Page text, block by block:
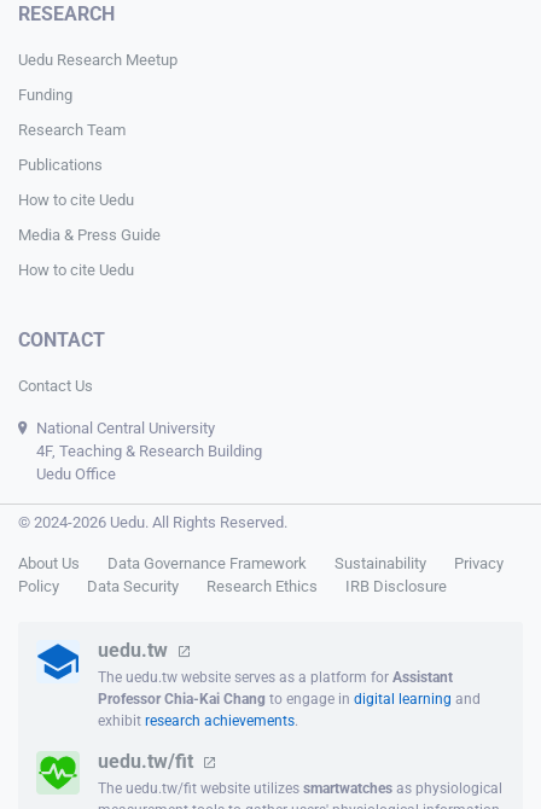
RESEARCH
Uedu Research Meetup
Funding
Research Team
Publications
How to cite Uedu
Media & Press Guide
How to cite Uedu
CONTACT
Contact Us
National Central University
4F, Teaching & Research Building
Uedu Office
© 2024-2026 Uedu. All Rights Reserved.
About Us Data Governance Framework Sustainability
Privacy
Policy
Data Security Research Ethics IRB Disclosure
uedu.tw
The uedu.tw website serves as a platform for Assistant
Professor Chia-Kai Chang to engage in digital learning and
exhibit research achievements
uedu.tw/fit
The uedu.tw/fit website utilizes smartwatches as physiological